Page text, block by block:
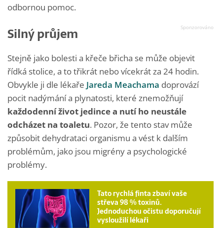
odbornou pomoc.
Silný průjem
Stejně jako bolesti a křeče břicha se může objevit
řídká stolice, a to třikrát nebo vícekrát za 24 hodin.
Obvykle ji dle lékaře Jareda Meachama doprovází
pocit nadýmání a plynatosti, které znemožňují
každodenní život jedince a nutí ho neustále
odcházet na toaletu. Pozor, že tento stav může
způsobit dehydrataci organismu a vést k dalším
problémům, jako jsou migrény a psychologické
problémy.
Tato rychlá finta zbaví vaše
střeva 98 % toxinů.
Jednoduchou očistu doporučují
vysloužilí lékaři